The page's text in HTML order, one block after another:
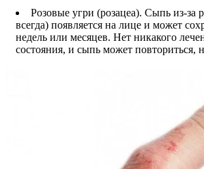
Розовые угри (розацеа). Сыпь из-за
всегда) появляется на лице и может
недель или месяцев. Нет никакого
состояния, и сыпь может повториться,